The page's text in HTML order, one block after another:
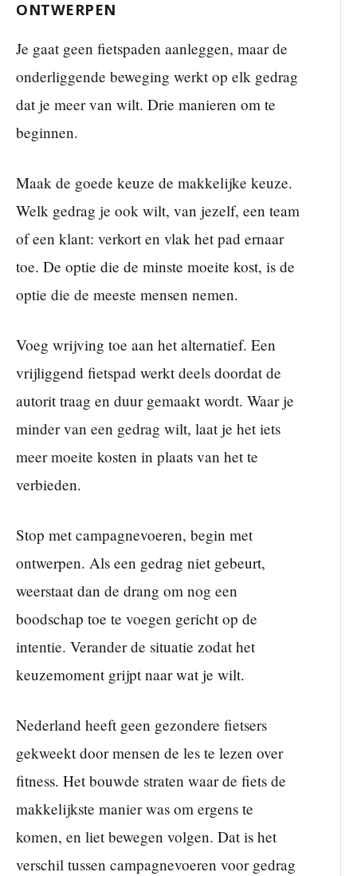
ONTWERPEN
Je gaat geen fietspaden aanleggen, maar de
onderliggende beweging werkt op elk gedrag
dat je meer van wilt. Drie manieren om te
beginnen.
Maak de goede keuze de makkelijke keuze.
Welk gedrag je ook wilt, van jezelf, een team
of een klant: verkort en vlak het pad ernaar
toe. De optie die de minste moeite kost, is de
optie die de meeste mensen nemen.
Voeg wrijving toe aan het alternatief. Een
vrijliggend fietspad werkt deels doordat de
autorit traag en duur gemaakt wordt. Waar je
minder van een gedrag wilt, laat je het iets
meer moeite kosten in plaats van het te
verbieden.
Stop met campagnevoeren, begin met
ontwerpen. Als een gedrag niet gebeurt,
weerstaat dan de drang om nog een
boodschap toe te voegen gericht op de
intentie. Verander de situatie zodat het
keuzemoment grijpt naar wat je wilt.
Nederland heeft geen gezondere fietsers
gekweekt door mensen de les te lezen over
fitness. Het bouwde straten waar de fiets de
makkelijkste manier was om ergens te
komen, en liet bewegen volgen. Dat is het
verschil tussen campagnevoeren voor gedrag